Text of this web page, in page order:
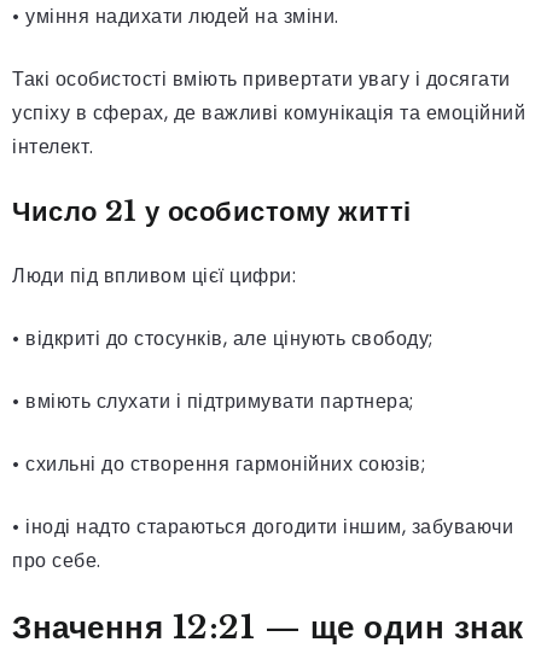
• уміння надихати людей на зміни.
Такі особистості вміють привертати увагу і досягати
успіху в сферах, де важливі комунікація та емоційний
інтелект.
Число 21 у особистому житті
Люди під впливом цієї цифри:
• відкриті до стосунків, але цінують свободу;
• вміють слухати і підтримувати партнера;
• схильні до створення гармонійних союзів;
• іноді надто стараються догодити іншим, забуваючи
про себе.
Значення 12:21 — ще один знак